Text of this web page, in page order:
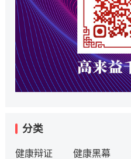
分类
健康辩证 健康黑幕